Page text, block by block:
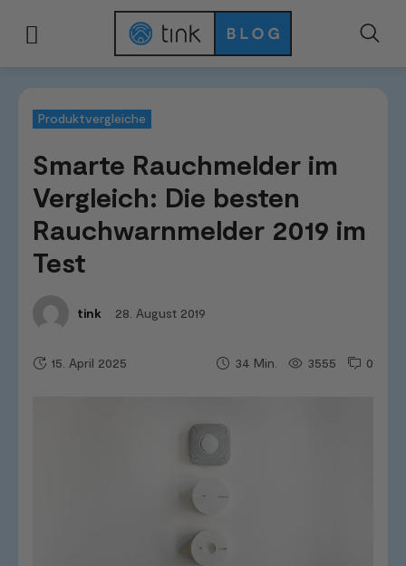
Produktvergleiche
Smarte Rauchmelder im
Vergleich: Die besten
Rauchwarnmelder 2019 im
Test
tink 28. August 2019
0
3555
34 Min.
15. April 2025